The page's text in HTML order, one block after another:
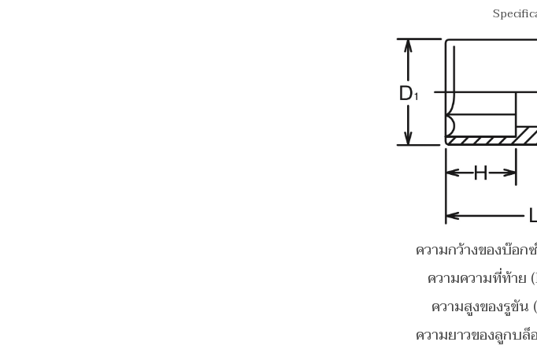
ความกว้างของบ๊อก
ความความที่ท้าย
ความสูงของรูขัน
ความยาวของลูกบล็